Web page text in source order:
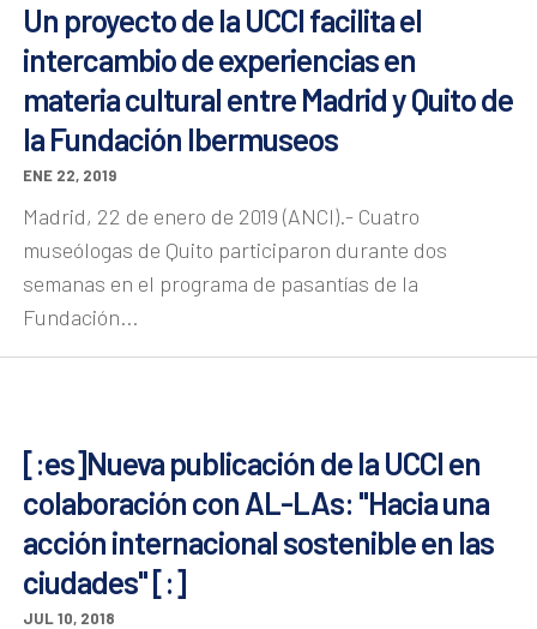
Un proyecto de la UCCI facilita el
intercambio de experiencias en
materia cultural entre Madrid y Quito de
la Fundación Ibermuseos
ENE 22, 2019
Madrid, 22 de enero de 2019 (ANCI).- Cuatro
museólogas de Quito participaron durante dos
semanas en el programa de pasantías de la
Fundación...
[:es]Nueva publicación de la UCCI en
colaboración con AL-LAs: "Hacia una
acción internacional sostenible en las
ciudades" [:]
JUL 10, 2018